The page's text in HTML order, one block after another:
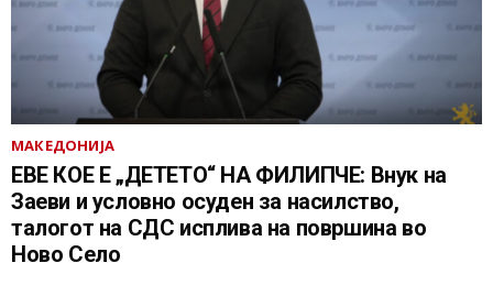
МАКЕДОНИЈА
ЕВЕ КОЕ Е „ДЕТЕТО“ НА ФИЛИПЧЕ: Внук на
Заеви и условно осуден за насилство,
талогот на СДС исплива на површина во
Ново Село